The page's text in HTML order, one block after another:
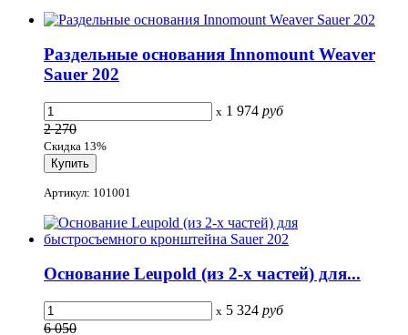
Раздельные основания Innomount Weaver
Sauer 202
x 1 974 руб
2 270
Скидка 13%
Артикул: 101001
Основание Leupold (из 2-х частей) для...
x 5 324 руб
6 050